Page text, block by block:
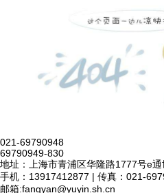
021-69790948
69790949-830
地址：上海市青浦区华隆路1777号e
手机：13917412877 | 传真：021-
邮箱:fangyan@yuyin.sh.cn